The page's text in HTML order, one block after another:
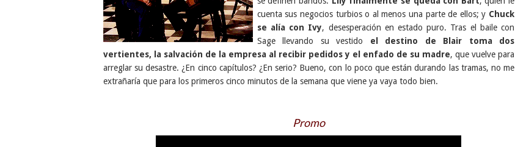
cuenta sus negocios turbios o al menos una parte de ellos; y Chuck
se alía con Ivy, desesperación en estado puro. Tras el baile con
Sage llevando su vestido el destino de Blair toma dos
vertientes, la salvación de la empresa al recibir pedidos y el enfado de su madre, que vuelve para
arreglar su desastre. ¿En cinco capítulos? ¿En serio? Bueno, con lo poco que están durando las tramas, no me
extrañaría que para los primeros cinco minutos de la semana que viene ya vaya todo bien.
Promo